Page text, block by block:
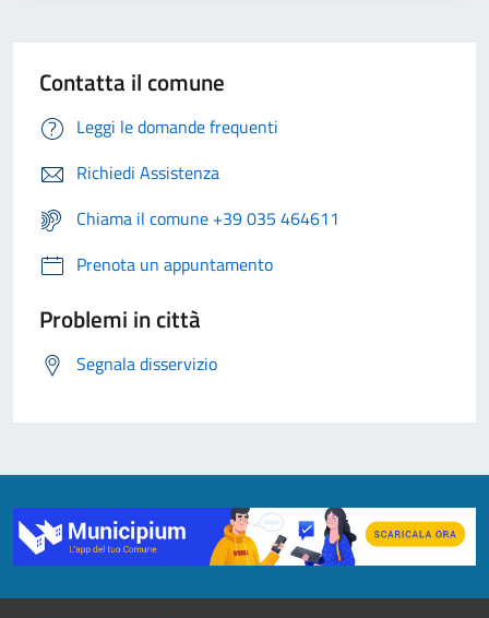
Contatta il comune
Leggi le domande frequenti
Richiedi Assistenza
Chiama il comune +39 035 464611
Prenota un appuntamento
Problemi in città
Segnala disservizio